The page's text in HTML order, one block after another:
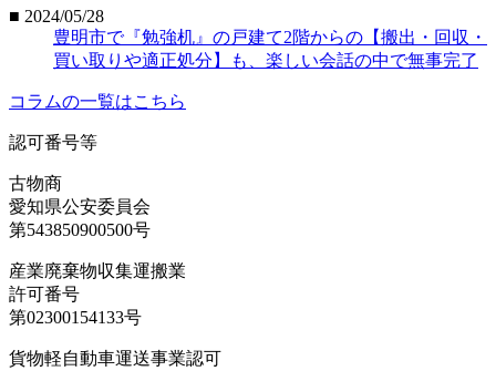
■ 2024/05/28
豊明市で『勉強机』の戸建て2階からの【搬出・回収・
買い取りや適正処分】も、楽しい会話の中で無事完了
コラムの一覧はこちら
認可番号等
古物商
愛知県公安委員会
第543850900500号
産業廃棄物収集運搬業
許可番号
第02300154133号
貨物軽自動車運送事業認可